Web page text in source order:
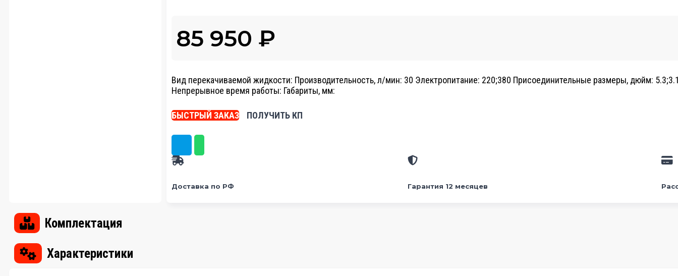
85 950 ₽
Вид перекачиваемой жидкости: Производительность, л/мин: 30 Электропитание: 220;380 Присоединительные размеры, дюйм:
Непрерывное время работы: Габариты, мм:
БЫСТРЫЙ ЗАКАЗ ПОЛУЧИТЬ КП
Доставка по РФ Гарантия 12 месяцев
Комплектация
Характеристики